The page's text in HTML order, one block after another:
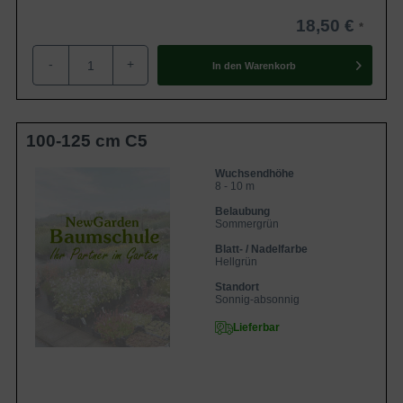
heimischen Gärten vor allem aufgrund der überreichen
violetten Blüten, die in einer imposanten Farbintensität
strahlen und traumhafte Gartenimpressionen bescheren.
Darüber hinaus gilt der Chinesische Blauregen als sehr
Blauregen ist in vielen Gärten Mitteleuropa
anzutreffen
Wisteria sinensis gehört zur Familie der
Schmetterlingsblütler und ist in Mitteleuropa ebenfalls
unter dem Synonym Glyzinie bekannt. Entsprechen des
18,50 €
- + In den Warenkorb
100-125 cm C5
Wuchsendhöhe
8 - 10 m
Belaubung
Sommergrün
Blatt- / Nadelfarbe
Hellgrün
Standort
Sonnig-absonnig
Lieferbar